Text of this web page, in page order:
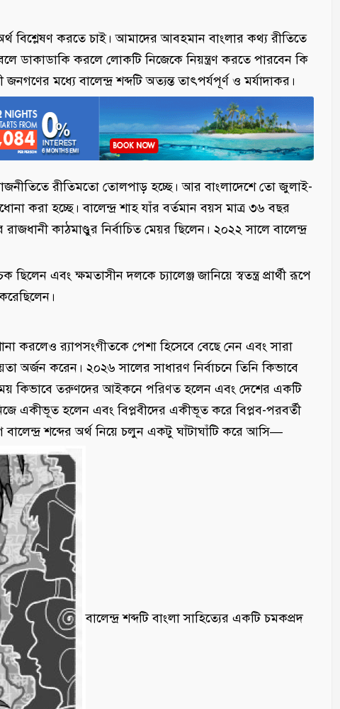
বিশ্লেষণ করতে চাই। আমাদের আবহমান বাংলার কথ্য রীতিতে
বলে ডাকাডাকি করলে লোকটি নিজেকে নিয়ন্ত্রণ করতে পারবেন কি
মধ্যে বালেন্দ্র শব্দটি অত্যন্ত তাৎপর্যপূর্ণ ও মর্যাদাকর।
রাজনীতিতে রীতিমতো তোলপাড় হচ্ছে। আর বাংলাদেশে তো জুলাই-
করা হচ্ছে। বালেন্দ্র শাহ যাঁর বর্তমান বয়স মাত্র ৩৬ বছর
কাঠমাণ্ডুর নির্বাচিত মেয়র ছিলেন। ২০২২ সালে বালেন্দ্র
এবং ক্ষমতাসীন দলকে চ্যালেঞ্জ জানিয়ে স্বতন্ত্র প্রার্থী রূপে
করলেও র‌্যাপসংগীতকে পেশা হিসেবে বেছে নেন এবং সারা
অর্জন করেন। ২০২৬ সালের সাধারণ নির্বাচনে তিনি কিভাবে
কিভাবে তরুণদের আইকনে পরিণত হলেন এবং দেশের একটি
নিজে একীভূত হলেন এবং বিপ্লবীদের একীভূত করে বিপ্লব-পরবর্তী
শব্দের অর্থ নিয়ে চলুন একটু ঘাঁটাঘাঁটি করে আসি—
বালেন্দ্র শব্দটি বাংলা সাহিত্যের একটি চমকপ্রদ